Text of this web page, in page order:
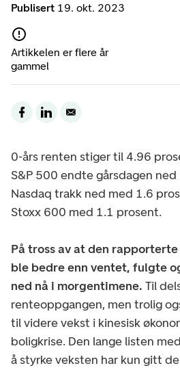
Publisert 19. okt. 2023
Artikkelen er flere år
gammel
0-års renten stiger til 4.96
S&P 500 endte gårsdagen
Nasdaq trakk ned med 1.6
Stoxx 600 med 1.1 prosent.
På tross av at den rapporterte
ble bedre enn ventet, fulgte
ned nå i morgentimene. Til
renteoppgangen, men trolig
til videre vekst i kinesisk
boligkrise. Den lange listen
å styrke veksten har kun gitt